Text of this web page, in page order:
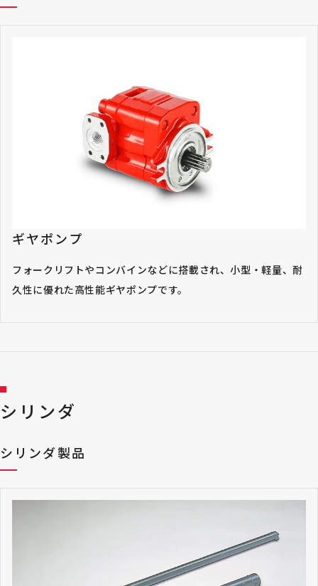
ギヤポンプ
フォークリフトやコンバインなどに搭載され、小型・軽量、耐
久性に優れた高性能ギヤポンプです。
シリンダ
シリンダ製品